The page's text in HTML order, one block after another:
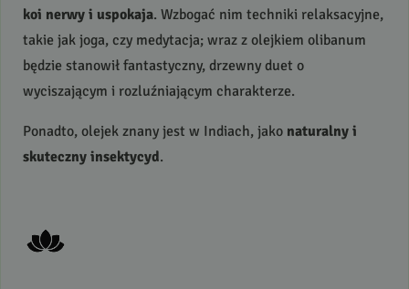
koi nerwy i uspokaja. Wzbogać nim techniki relaksacyjne,
takie jak joga, czy medytacja; wraz z olejkiem olibanum
będzie stanowił fantastyczny, drzewny duet o
wyciszającym i rozluźniającym charakterze.
Ponadto, olejek znany jest w Indiach, jako naturalny i
skuteczny insektycyd.